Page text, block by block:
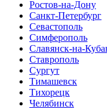
Ростов-на-Дону
Санкт-Петербург
Севастополь
Симферополь
Славянск-на-
Ставрополь
Сургут
Тимашевск
Тихорецк
Челябинск